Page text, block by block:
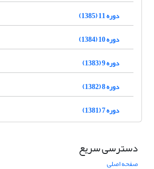
دوره 11 (1385)
دوره 10 (1384)
دوره 9 (1383)
دوره 8 (1382)
دوره 7 (1381)
دسترسی سریع
صفحه اصلی